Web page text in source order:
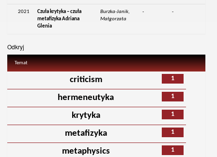
2021
Czuła krytyka – czuła
metafizyka Adriana
Glenia
Burzka-Janik,
Małgorzata
- -
Odkryj
Temat
1
criticism
1
hermeneutyka
1
krytyka
1
metafizyka
1
metaphysics